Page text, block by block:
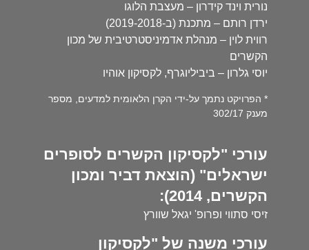
נורית וינד קידרון – מעצבת הלוגו
ירדן רותם – מתכנת (ב-2019-2018)
רווית לוין – מנהלת אדמיניסטרטיבית של מכון
הקשרים
יוסי גלרון – ביביליוגרף, לקסיקון אוהיו
* הפרויקט נתמך על-ידי הקרן הלאומית למדעים, מספר
מענק 302/17
עורכי "לקסיקון הקשרים לסופרים
ישראלים" (הוצאת דביר ומכון
הקשרים, 2014):
זיסי סתווי ופרופ' יגאל שוורץ
עורכי משנה של "לקסיקון